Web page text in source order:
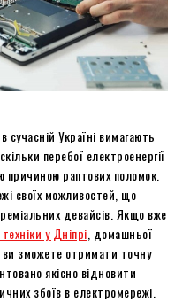
сучасній Україні вимагають
перебої електроенергії
причиною раптових поломок.
своїх можливостей, що
девайсів. Якщо вже
у Дніпрі , домашньої
ви зможете отримати точну
якісно відновити
збоїв в електромережі.